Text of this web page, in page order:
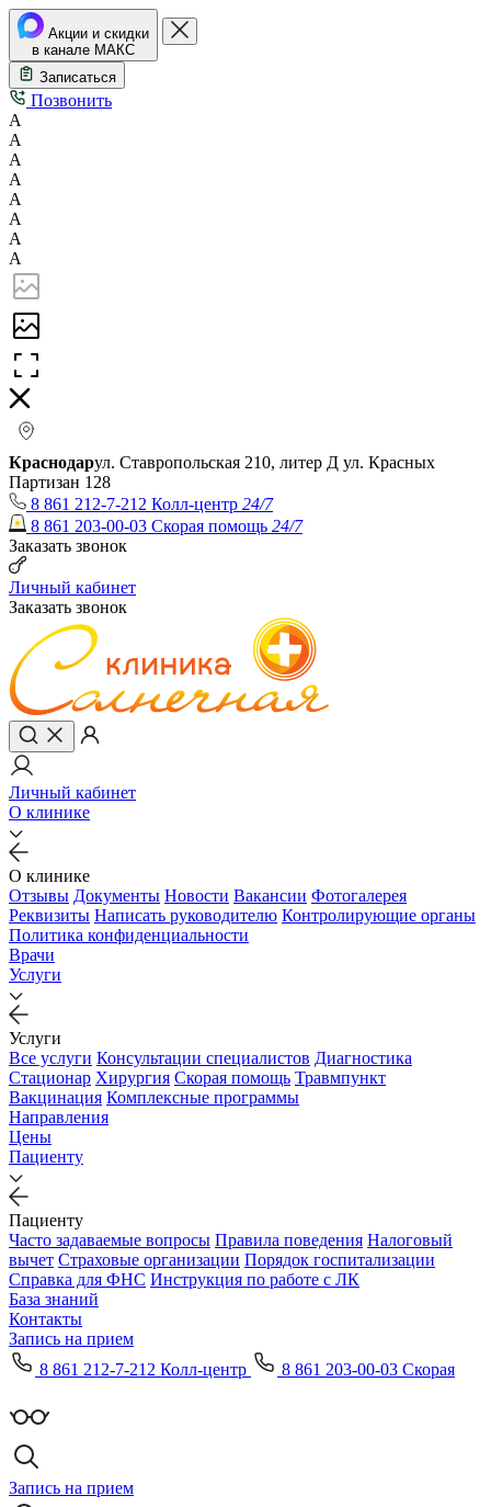
Акции и скидки
в канале МАКС
Записаться
Позвонить
А
А
А
А
А
А
А
А
Краснодарул. Ставропольская 210, литер Д ул. Красных
Партизан 128
8 861 212-7-212 Колл-центр 24/7
8 861 203-00-03 Скорая помощь 24/7
Заказать звонок
Личный кабинет
Заказать звонок
Личный кабинет
О клинике
О клинике
Отзывы Документы Новости Вакансии Фотогалерея
Реквизиты Написать руководителю Контролирующие органы
Политика конфиденциальности
Врачи
Услуги
Услуги
Все услуги Консультации специалистов Диагностика
Стационар Хирургия Скорая помощь Травмпункт
Вакцинация Комплексные программы
Направления
Цены
Пациенту
Пациенту
Часто задаваемые вопросы Правила поведения Налоговый
вычет Страховые организации Порядок госпитализации
Справка для ФНС Инструкция по работе с ЛК
База знаний
Контакты
Запись на прием
8 861 212-7-212 Колл-центр
8 861 203-00-03 Скорая
Запись на прием